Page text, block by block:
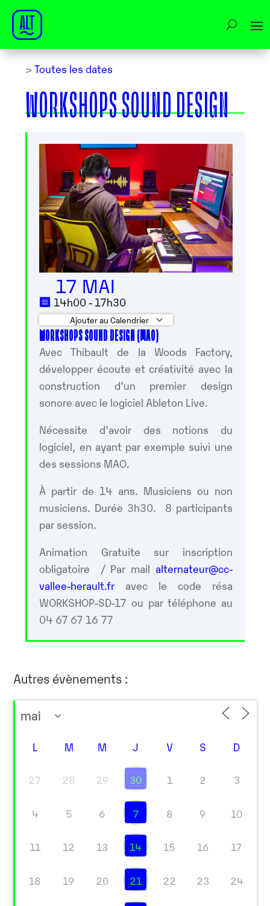
> Toutes les dates
WORKSHOPS SOUND DESIGN
17 MAI
14h00 - 17h30
Ajouter au Calendrier
Télécharger ICS
WORKSHOPS SOUND DESIGN (MAO)
Avec Thibault de la Woods Factory,
développer écoute et créativité avec la
construction d’un premier design
sonore avec le logiciel Ableton Live.
Nécessite d’avoir des notions du
logiciel, en ayant par exemple suivi une
des sessions MAO.
À partir de 14 ans. Musiciens ou non
musiciens. Durée 3h30. 8 participants
par session.
Animation Gratuite sur inscription
obligatoire / Par mail alternateur@cc-
vallee-herault.fr avec le code résa
WORKSHOP-SD-17 ou par téléphone au
04 67 67 16 77
Autres évènements :
L M M J V S D
27 28 29 30 1 2 3
4 5 6 7 8 9 10
11 12 13 14 15 16 17
18 19 20 21 22 23 24